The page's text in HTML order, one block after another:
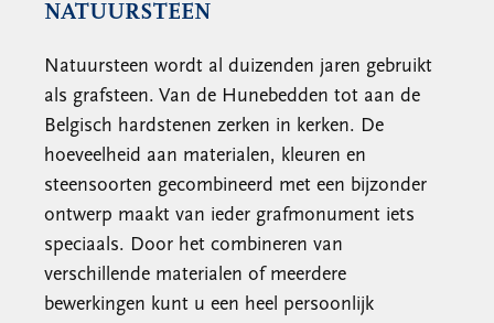
NATUURSTEEN
Natuursteen wordt al duizenden jaren gebruikt
als grafsteen. Van de Hunebedden tot aan de
Belgisch hardstenen zerken in kerken. De
hoeveelheid aan materialen, kleuren en
steensoorten gecombineerd met een bijzonder
ontwerp maakt van ieder grafmonument iets
speciaals. Door het combineren van
verschillende materialen of meerdere
bewerkingen kunt u een heel persoonlijk